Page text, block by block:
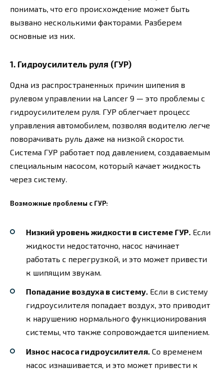
понимать, что его происхождение может быть
вызвано несколькими факторами. Разберем
основные из них.
1. Гидроусилитель руля (ГУР)
Одна из распространенных причин шипения в
рулевом управлении на Lancer 9 — это проблемы с
гидроусилителем руля. ГУР облегчает процесс
управления автомобилем, позволяя водителю легче
поворачивать руль даже на низкой скорости.
Система ГУР работает под давлением, создаваемым
специальным насосом, который качает жидкость
через систему.
Возможные проблемы с ГУР:
Низкий уровень жидкости в системе ГУР. Если
жидкости недостаточно, насос начинает
работать с перегрузкой, и это может привести
к шипящим звукам.
Попадание воздуха в систему. Если в систему
гидроусилителя попадает воздух, это приводит
к нарушению нормального функционирования
системы, что также сопровождается шипением.
Износ насоса гидроусилителя. Со временем
насос изнашивается, и это может привести к